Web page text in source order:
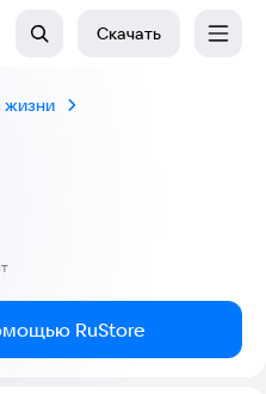
Скачать
жизни
RuStore